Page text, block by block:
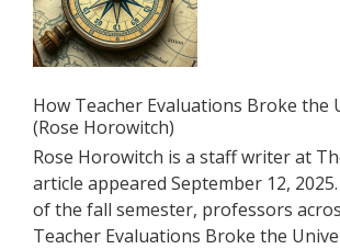
How Teacher Evaluations Broke the
(Rose Horowitch)
Rose Horowitch is a staff writer at
article appeared September 12,
of the fall semester, professors
Teacher Evaluations Broke the